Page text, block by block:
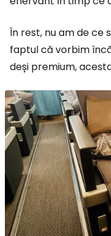
În rest, nu am de ce
faptul că vorbim
deși premium,